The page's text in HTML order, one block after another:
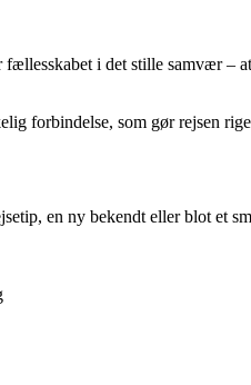
i det stille samvær
forbindelse, som gør rejsen
en ny bekendt eller blot et